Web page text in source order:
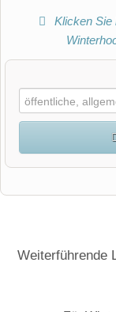
Klicken
Weiterführende